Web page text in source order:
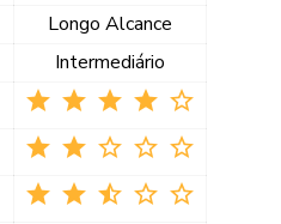
Longo Alcance
Intermediário
star star star star star_border
star star star_border star_border star_border
star star star_half star_border star_border